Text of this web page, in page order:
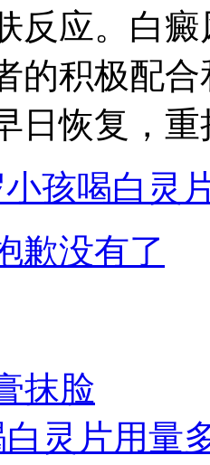
反应。白
的积极配
日恢复，
小孩喝白灵
歉没有了
抹脸
灵片用量